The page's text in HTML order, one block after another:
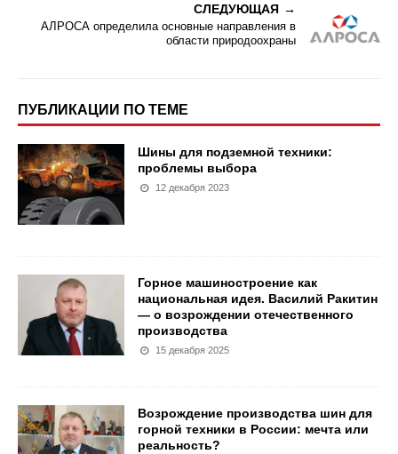
СЛЕДУЮЩАЯ
АЛРОСА определила основные направления в
области природоохраны
ПУБЛИКАЦИИ ПО ТЕМЕ
Шины для подземной техники:
проблемы выбора
12 декабря 2023
Горное машиностроение как
национальная идея. Василий Ракитин
— о возрождении отечественного
производства
15 декабря 2025
Возрождение производства шин для
горной техники в России: мечта или
реальность?